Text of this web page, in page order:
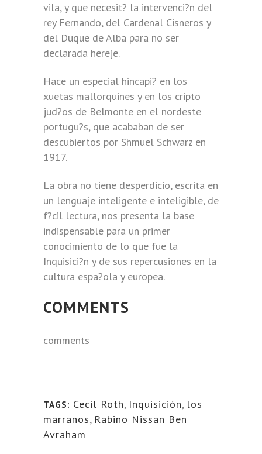
vila, y que necesit? la intervenci?n del
rey Fernando, del Cardenal Cisneros y
del Duque de Alba para no ser
declarada hereje.
Hace un especial hincapi? en los
xuetas mallorquines y en los cripto
jud?os de Belmonte en el nordeste
portugu?s, que acababan de ser
descubiertos por Shmuel Schwarz en
1917.
La obra no tiene desperdicio, escrita en
un lenguaje inteligente e inteligible, de
f?cil lectura, nos presenta la base
indispensable para un primer
conocimiento de lo que fue la
Inquisici?n y de sus repercusiones en la
cultura espa?ola y europea.
COMMENTS
comments
TAGS: Cecil Roth, Inquisición, los
marranos, Rabino Nissan Ben
Avraham